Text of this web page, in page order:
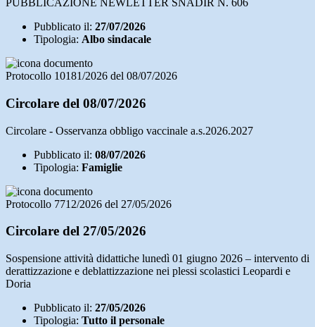
PUBBLICAZIONE NEWLETTER SNADIR N. 606
Pubblicato il: 27/07/2026
Tipologia: Albo sindacale
Protocollo 10181/2026 del 08/07/2026
Circolare del 08/07/2026
Circolare - Osservanza obbligo vaccinale a.s.2026.2027
Pubblicato il: 08/07/2026
Tipologia: Famiglie
Protocollo 7712/2026 del 27/05/2026
Circolare del 27/05/2026
Sospensione attività didattiche lunedì 01 giugno 2026 – intervento di
derattizzazione e deblattizzazione nei plessi scolastici Leopardi e
Doria
Pubblicato il: 27/05/2026
Tipologia: Tutto il personale